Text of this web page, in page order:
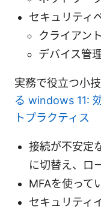
セキュリティ
クライアン
デバイス管
実務で役立つ小技
る windows 11:
トプラクティス
接続が不安定
に切替え、ロ
MFAを使って
セキュリティ